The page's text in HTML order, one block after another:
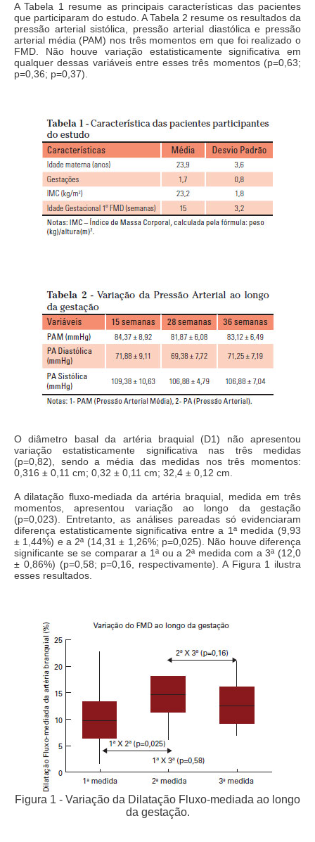
A Tabela 1 resume as principais características das pacientes
que participaram do estudo. A Tabela 2 resume os resultados da
pressão arterial sistólica, pressão arterial diastólica e pressão
arterial média (PAM) nos três momentos em que foi realizado o
FMD. Não houve variação estatisticamente significativa em
qualquer dessas variáveis entre esses três momentos (p=0,63;
p=0,36; p=0,37).
O diâmetro basal da artéria braquial (D1) não apresentou
variação estatisticamente significativa nas três medidas
(p=0,82), sendo a média das medidas nos três momentos:
0,316 ± 0,11 cm; 0,32 ± 0,11 cm; 32,4 ± 0,12 cm.
A dilatação fluxo-mediada da artéria braquial, medida em três
momentos, apresentou variação ao longo da gestação
(p=0,023). Entretanto, as análises pareadas só evidenciaram
diferença estatisticamente significativa entre a 1ª medida (9,93
± 1,44%) e a 2ª (14,31 ± 1,26%; p=0,025). Não houve diferença
significante se se comparar a 1ª ou a 2ª medida com a 3ª (12,0
± 0,86%) (p=0,58; p=0,16, respectivamente). A Figura 1 ilustra
esses resultados.
Figura 1 - Variação da Dilatação Fluxo-mediada ao longo
da gestação.